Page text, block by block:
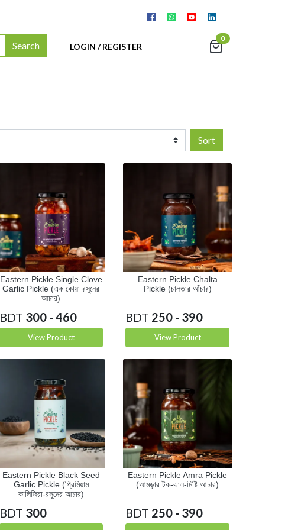
Search LOGIN / REGISTER
0
Sort
Eastern Pickle Single Clove
Garlic Pickle (এক কোয়া রসুনের
আচার)
BDT 300 - 460
View Product
Eastern Pickle Chalta
Pickle (চালতার আঁচার)
BDT 250 - 390
View Product
Eastern Pickle Black Seed
Garlic Pickle (প্রিমিয়াম
কালিজিরা-রসুনের আচার)
BDT 300
Eastern Pickle Amra Pickle
(আমড়ার টক-ঝাল-মিষ্টি আচার)
BDT 250 - 390